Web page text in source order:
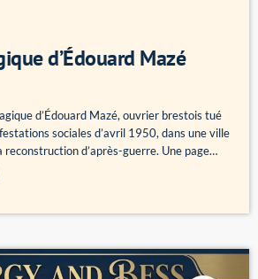
d’Édouard Mazé
d’Édouard Mazé, ouvrier brestois tué
sociales d’avril 1950, dans une ville
reconstruction d’après-guerre. Une page
brestoise. lundi à 19h dans les Belles
podcast :